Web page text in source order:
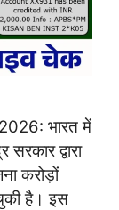
भारत में
द्वारा
करोड़ों
है। इस